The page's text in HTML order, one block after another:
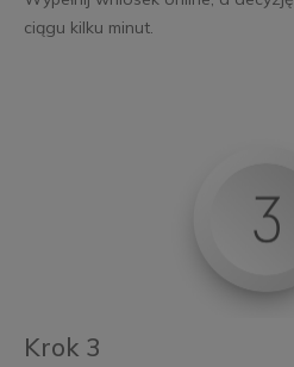
ciągu kilku minut.
Krok 3